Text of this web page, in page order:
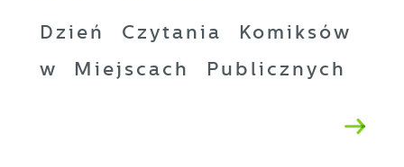
Dzień Czytania Komiksów
w Miejscach Publicznych